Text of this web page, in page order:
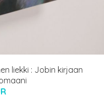
liekki : Jobin kirjaan